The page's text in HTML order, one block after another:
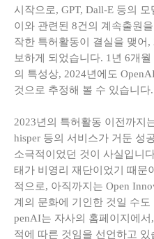
시작으로, GPT, Dall-E 등의
이와 관련된 8건의 계속출원
작한 특허활동이 결실을 맺어
보하게 되었습니다. 1년 6개
의 특성상, 2024년에도
것으로 추정해 볼 수 있습니다.
2023년의 특허활동 이전까지
hisper 등의 서비스가 거둔 성
소극적이었던 것이 사실입니
태가 비영리 재단이었기 때문
적으로, 아직까지는 Open
계의 문화에 기인한 것일 수
penAI는 자사의 홈페이지에
적에 따른 것임을 선언하고 있